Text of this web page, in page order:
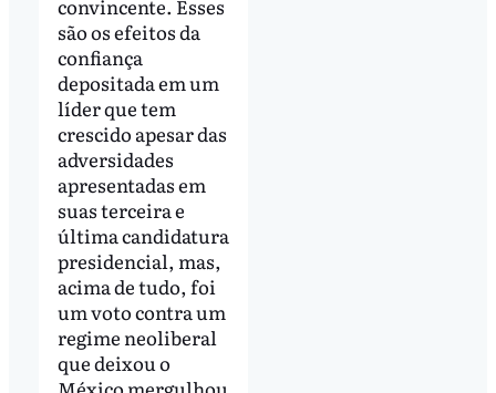
convincente. Esses
são os efeitos da
confiança
depositada em um
líder que tem
crescido apesar das
adversidades
apresentadas em
suas terceira e
última candidatura
presidencial, mas,
acima de tudo, foi
um voto contra um
regime neoliberal
que deixou o